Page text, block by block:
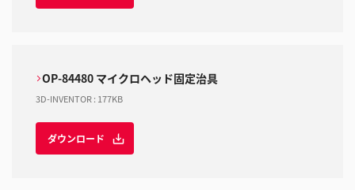
OP-84480 マイクロヘッド固定治具
3D-INVENTOR: 177KB
ダウンロード